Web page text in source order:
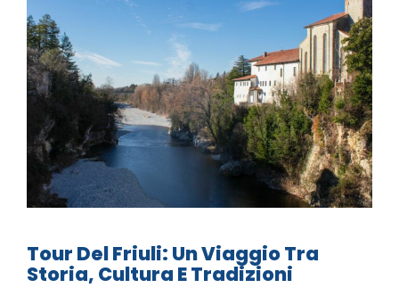
Tour Del Friuli: Un Viaggio Tra
Storia, Cultura E Tradizioni